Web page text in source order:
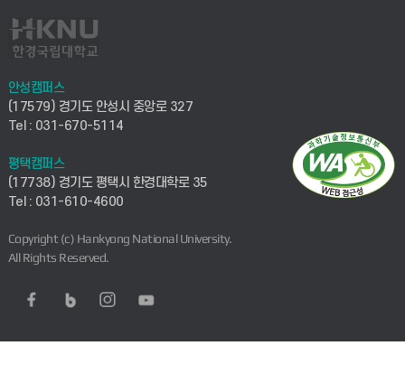
안성캠퍼스
(17579) 경기도 안성시 중앙로 327
Tel : 031-670-5114
평택캠퍼스
(17738) 경기도 평택시 한경대학로 35
Tel : 031-610-4600
Copyright (c) Hankyong National University.
All Rights Reserved.